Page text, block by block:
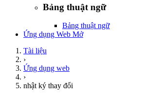
Bảng thuật ngữ
Bảng thuật ngữ
Ứng dụng Web Mở
Tài liệu
›
Ứng dụng web
›
nhật ký thay đổi